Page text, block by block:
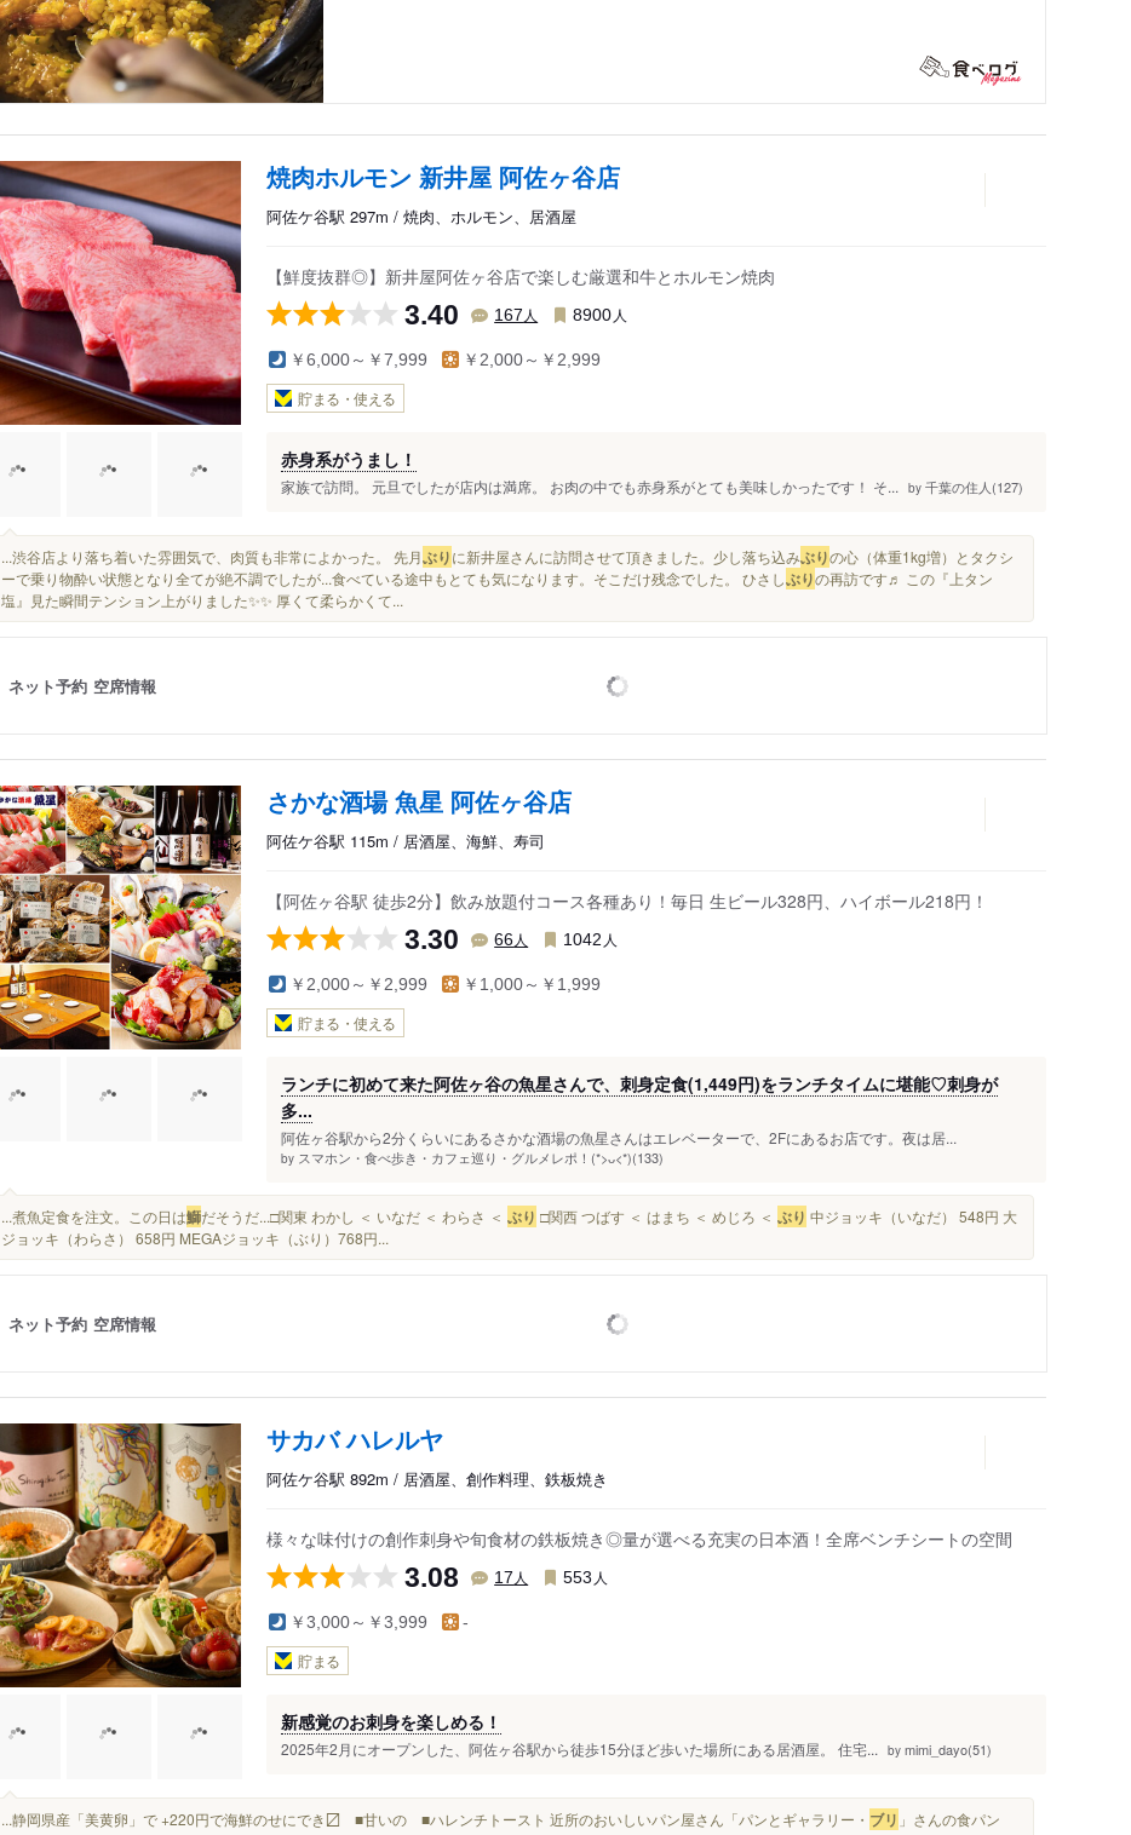
焼肉ホルモン 新井屋 阿佐ヶ谷店
阿佐ケ谷駅 297m / 焼肉、ホルモン、居酒屋
【鮮度抜群◎】新井屋阿佐ヶ谷店で楽しむ厳選和牛とホルモン焼肉
3.40 167 人 8900 人
￥6,000～￥7,999 ￥2,000～￥2,999
貯まる・使える
赤身系がうまし！
家族で訪問。 元旦でしたが店内は満席。 お肉の中でも赤身系がとても美味しかったです！ そ... by 千葉の住人(127)
...渋谷店より落ち着いた雰囲気で、肉質も非常によかった。 先月ぶりに新井屋さんに訪問させて頂きました。少し落ち込みぶりの心（体重1kg増）とタクシ
ーで乗り物酔い状態となり全てが絶不調でしたが...食べている途中もとても気になります。そこだけ残念でした。 ひさしぶりの再訪です♬ この『上タン
塩』見た瞬間テンション上がりました✨✨ 厚くて柔らかくて...
ネット予約 空席情報
さかな酒場 魚星 阿佐ヶ谷店
阿佐ケ谷駅 115m / 居酒屋、海鮮、寿司
【阿佐ヶ谷駅 徒歩2分】飲み放題付コース各種あり！毎日 生ビール328円、ハイボール218円！
3.30 66人 1042 人
￥2,000～￥2,999 ￥1,000～￥1,999
貯まる・使える
ランチに初めて来た阿佐ヶ谷の魚星さんで、刺身定食(1,449円)をランチタイムに堪能♡刺身が
多...
阿佐ヶ谷駅から2分くらいにあるさかな酒場の魚星さんはエレベーターで、2Fにあるお店です。夜は居...
by スマホン・食べ歩き・カフェ巡り・グルメレポ！(*>ᴗ<*)(133)
...煮魚定食を注文。この日は鰤だそうだ...□関東 わかし ＜ いなだ ＜ わらさ ＜ ぶり □関西 つばす ＜ はまち ＜ めじろ ＜ ぶり 中ジョッキ（いなだ） 548円 大
ジョッキ（わらさ） 658円 MEGAジョッキ（ぶり）768円...
ネット予約 空席情報
サカバ ハレルヤ
阿佐ケ谷駅 892m / 居酒屋、創作料理、鉄板焼き
様々な味付けの創作刺身や旬食材の鉄板焼き◎量が選べる充実の日本酒！全席ベンチシートの空間
3.08 17 人 553 人
￥3,000～￥3,999 -
貯まる
新感覚のお刺身を楽しめる！
2025年2月にオープンした、阿佐ヶ谷駅から徒歩15分ほど歩いた場所にある居酒屋。 住宅... by mimi_dayo(51)
...静岡県産「美黄卵」で +220円で海鮮のせにでき〼 ■甘いの ■ハレンチトースト 近所のおいしいパン屋さん「パンとギャラリー・ ブリ 」さんの食パン